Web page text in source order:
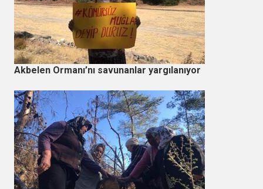
Akbelen Ormanı’nı savunanlar yargılanıyor